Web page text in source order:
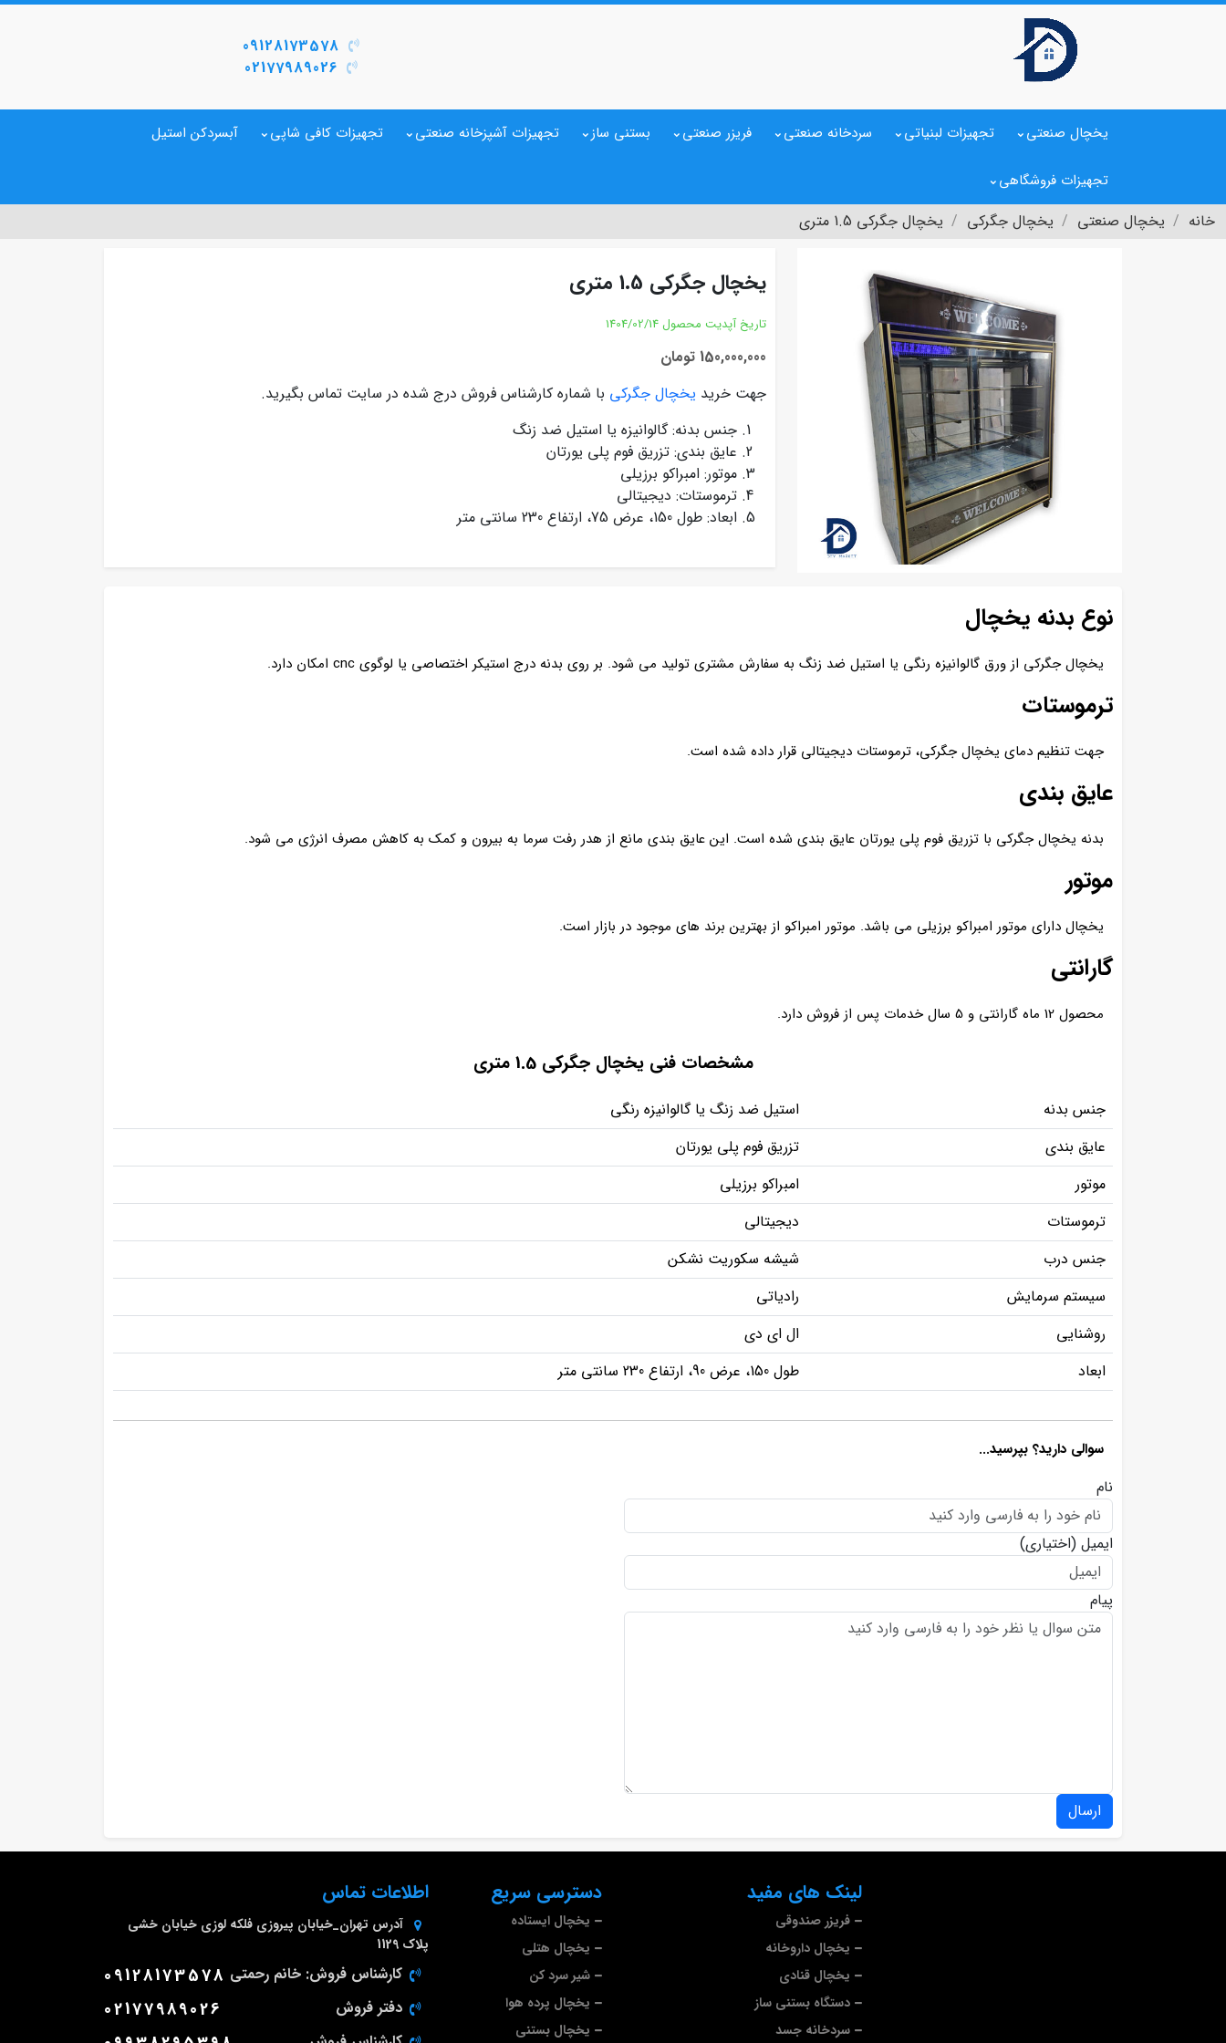
09128173578
02177989026
یخچال صنعتی تجهیزات لبنیاتی سردخانه صنعتی فریزر صنعتی بستنی ساز تجهیزات آشپزخانه صنعتی تجهیزات کافی شاپی آبسردکن استیل
تجهیزات فروشگاهی
خانه یخچال صنعتی یخچال جگرکی یخچال جگرکی 1.5 متری
یخچال جگرکی 1.5 متری
تاریخ آپدیت محصول 1404/02/14
150,000,000 تومان
جهت خرید یخچال جگرکی با شماره کارشناس فروش درج شده در سایت تماس بگیرید.
جنس بدنه: گالوانیزه یا استیل ضد زنگ
عایق بندی: تزریق فوم پلی یورتان
موتور: امبراکو برزیلی
ترموستات: دیجیتالی
ابعاد: طول 150، عرض 75، ارتفاع 230 سانتی متر
نوع بدنه یخچال
یخچال جگرکی از ورق گالوانیزه رنگی یا استیل ضد زنگ به سفارش مشتری تولید می شود. بر روی بدنه درج استیکر اختصاصی یا لوگوی cnc امکان دارد.
ترموستات
جهت تنظیم دمای یخچال جگرکی، ترموستات دیجیتالی قرار داده شده است.
عایق بندی
بدنه یخچال جگرکی با تزریق فوم پلی یورتان عایق بندی شده است. این عایق بندی مانع از هدر رفت سرما به بیرون و کمک به کاهش مصرف انرژی می شود.
موتور
یخچال دارای موتور امبراکو برزیلی می باشد. موتور امبراکو از بهترین برند های موجود در بازار است.
گارانتی
محصول 12 ماه گارانتی و 5 سال خدمات پس از فروش دارد.
مشخصات فنی یخچال جگرکی 1.5 متری
جنس بدنه
استیل ضد زنگ یا گالوانیزه رنگی
عایق بندی
تزریق فوم پلی یورتان
موتور
امبراکو برزیلی
ترموستات
دیجیتالی
جنس درب
شیشه سکوریت نشکن
سیستم سرمایش
رادیاتی
روشنایی
ال ای دی
ابعاد
طول 150، عرض 90، ارتفاع 230 سانتی متر
سوالی دارید؟ بپرسید...
نام
ایمیل (اختیاری)
پیام
ارسال
لینک های مفید
فریزر صندوقی
یخچال داروخانه
یخچال قنادی
دستگاه بستنی ساز
سردخانه جسد
دسترسی سریع
یخچال ایستاده
یخچال هتلی
شیر سرد کن
یخچال پرده هوا
یخچال بستنی
اطلاعات تماس
آدرس تهران_خیابان پیروزی فلکه لوزی خیابان خشی
پلاک 1129
کارشناس فروش: خانم رحمتی 09128173578
دفتر فروش 02177989026